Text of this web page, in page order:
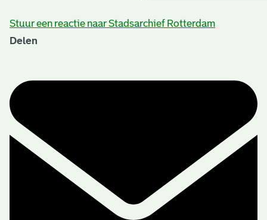
Stuur een reactie naar Stadsarchief Rotterdam
Delen